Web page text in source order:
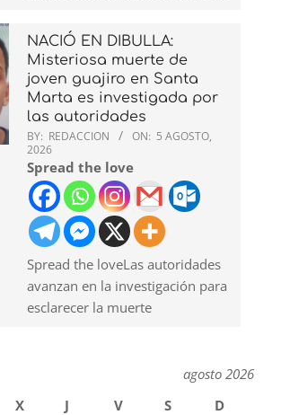
NACIÓ EN DIBULLA:
Misteriosa muerte de
joven guajiro en Santa
Marta es investigada por
las autoridades
BY: REDACCION ON: 5 AGOSTO,
2026
Spread the love
Spread the loveLas autoridades
avanzan en la investigación para
esclarecer la muerte
agosto 2026
X J V S
D